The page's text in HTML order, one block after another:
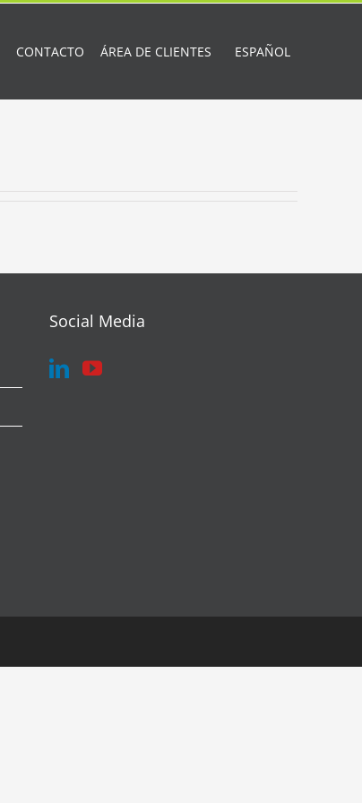
CONTACTO ÁREA DE CLIENTES ESPAÑOL
Social Media